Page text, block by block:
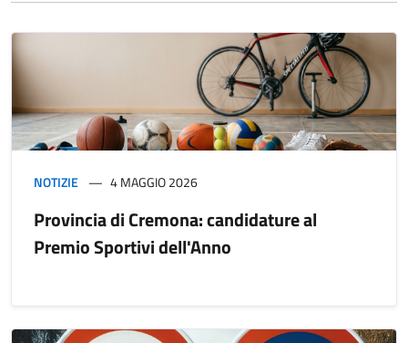
NOTIZIE 4 MAGGIO 2026
Provincia di Cremona: candidature al
Premio Sportivi dell'Anno